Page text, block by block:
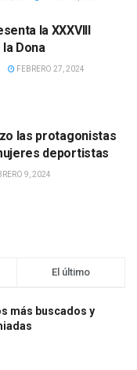
la XXXVIII
Dona
FEBRERO 27, 2024
las protagonistas
deportistas
9, 2024
El último
más buscados y